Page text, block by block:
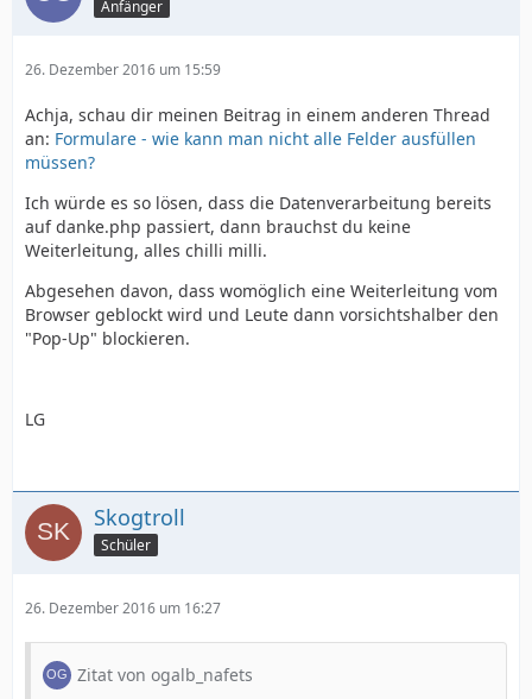
Anfänger
26. Dezember 2016 um 15:59
Achja, schau dir meinen Beitrag in einem anderen Thread
an: Formulare - wie kann man nicht alle Felder ausfüllen
müssen?
Ich würde es so lösen, dass die Datenverarbeitung bereits
auf danke.php passiert, dann brauchst du keine
Weiterleitung, alles chilli milli.
Abgesehen davon, dass womöglich eine Weiterleitung vom
Browser geblockt wird und Leute dann vorsichtshalber den
"Pop-Up" blockieren.
LG
Skogtroll
Schüler
26. Dezember 2016 um 16:27
Zitat von ogalb_nafets